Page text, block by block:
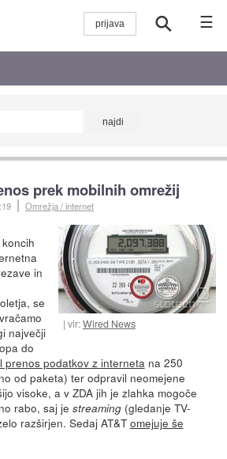
☰
prek mobilnih omrežij
Omrežja / internet
vir:Wired News
in
se
največji
do
prenos podatkov z internetana 250
od paketa) ter odpravil neomejene
visoke, a v ZDA jih je zlahka mogoče
rabo, saj je streaming(gledanje TV-
razširjen. Sedaj AT&T omejuje še